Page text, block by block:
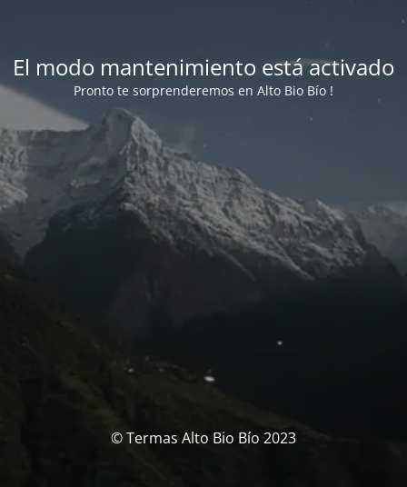
El modo mantenimiento está activado
Pronto te sorprenderemos en Alto Bio Bío !
© Termas Alto Bio Bío 2023